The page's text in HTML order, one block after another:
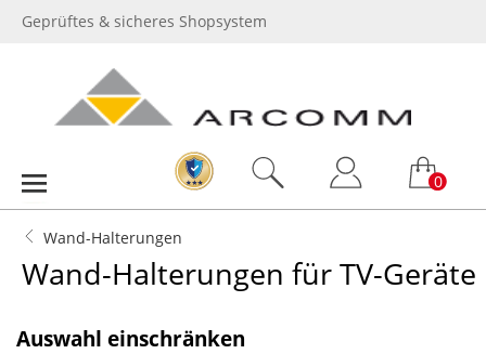
Geprüftes & sicheres Shopsystem
0
Wand-Halterungen
Wand-Halterungen für TV-Geräte
Auswahl einschränken